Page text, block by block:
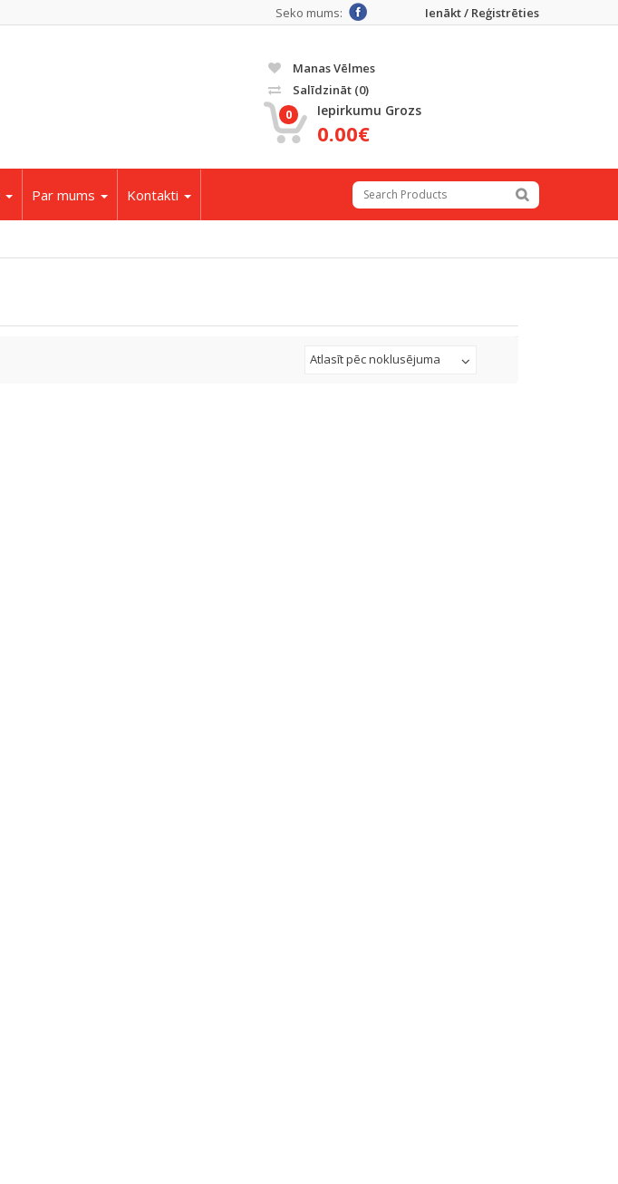
Ienākt / Reģistrēties
Seko mums:
Manas Vēlmes
Salīdzināt (0)
0 Iepirkumu Grozs
0.00€
Par mums Kontakti
Atlasīt pēc noklusējuma